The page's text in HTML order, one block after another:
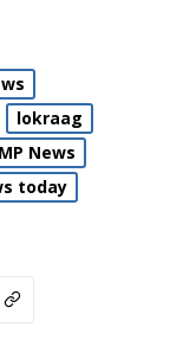
lokraag
MP News
today